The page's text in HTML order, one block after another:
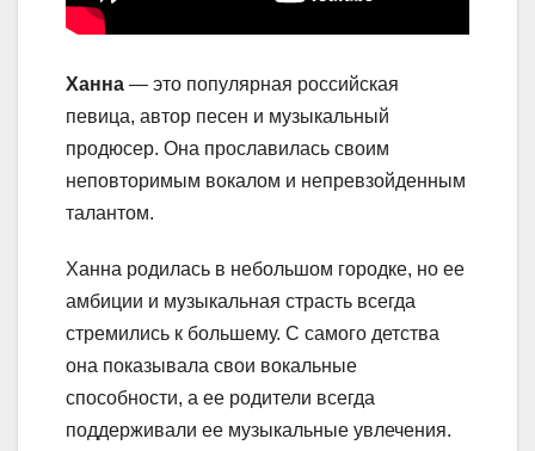
Ханна — это популярная российская
певица, автор песен и музыкальный
продюсер. Она прославилась своим
неповторимым вокалом и непревзойденным
талантом.
Ханна родилась в небольшом городке, но ее
амбиции и музыкальная страсть всегда
стремились к большему. С самого детства
она показывала свои вокальные
способности, а ее родители всегда
поддерживали ее музыкальные увлечения.